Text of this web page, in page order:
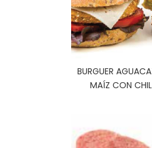
BURGUER
MAÍZ CON